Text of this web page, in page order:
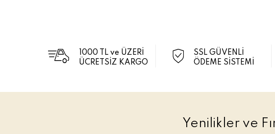
1000 TL ve ÜZERİ
ÜCRETSİZ KARGO
SSL GÜVENLİ
ÖDEME SİSTEMİ
Yenilikler ve